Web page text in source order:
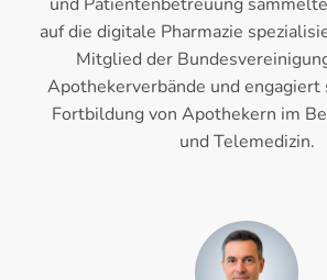
und Patientenbetreuung
auf die digitale Pharmazie
Mitglied der
Apothekerverbände und engagiert
Fortbildung von Apothekern im
und Telemedizin.